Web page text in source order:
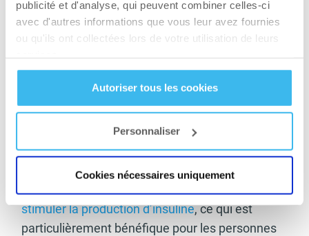
publicité et d'analyse, qui peuvent combiner celles-ci
avec d'autres informations que vous leur avez fournies
ou qu'ils ont collectées lors de votre utilisation de leurs
Autoriser tous les cookies
Personnaliser
Cookies nécessaires uniquement
soudains. Il est donc recommandé de
consommer régulièrement des aliments qui en
sont naturellement riches comme le riz complet,
les flocons d’avoine, le soja, les haricots, le chou,
la laitue, le brocoli et les épinards.
Certaines algues alimentaires contiennent
également une concentration importante de
minéraux bénéfiques à la régulation de la
glycémie. Par ailleurs, les aliments riches en
zinc, comme les champignons,contribuent à
stimuler la production d’insuline, ce qui est
particulièrement bénéfique pour les personnes